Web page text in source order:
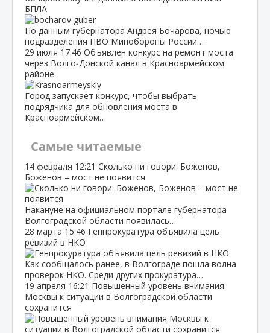
БПЛА
По данным губернатора Андрея Бочарова, ночью
подразделения ПВО Минобороны России…
29 июля 17:46 Объявлен конкурс на ремонт моста
через Волго‑Донской канал в Красноармейском
районе
Город запускает конкурс, чтобы выбрать
подрядчика для обновления моста в
Красноармейском…
Самые читаемые
14 февраля 12:21 Сколько ни говори: Боженов,
Боженов – мост не появится
Накануне на официальном портале губернатора
Волгоградской области появилась…
28 марта 15:46 Генпрокуратура объявила цель
ревизий в НКО
Как сообщалось ранее, в Волгограде пошла волна
проверок НКО. Среди других прокуратура…
19 апреля 16:21 Повышенный уровень внимания
Москвы к ситуации в Волгоградской области
сохранится